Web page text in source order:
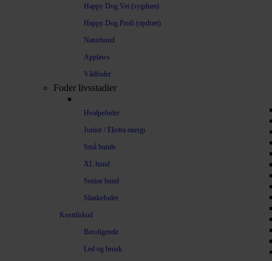
Happy Dog Vet (sygdom)
Happy Dog Profi (opdræt)
Naturhund
Applaws
Vådfoder
Foder livsstadier
Hvalpefoder
Junior / Ekstra energi
Små hunde
XL hund
Senior hund
Slankefoder
Kosttilskud
Beroligende
Led og brusk